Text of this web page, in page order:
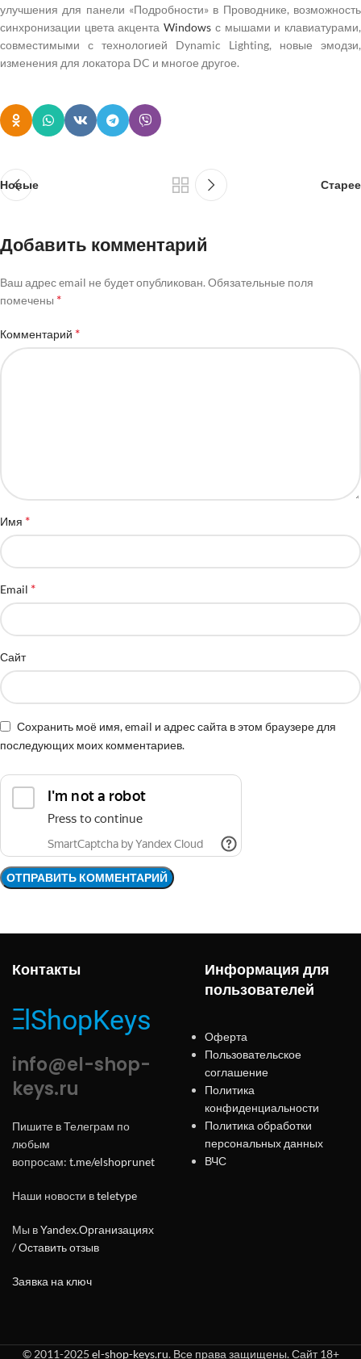
улучшения для панели «Подробности» в Проводнике, возможность
синхронизации цвета акцентаWindows с мышами и клавиатурами,
совместимыми с технологией Dynamic Lighting, новые эмодзи,
изменения для локатора DC и многое другое.
Новые Старее
Добавить комментарий
Ваш адрес email не будет опубликован. Обязательные поля
помечены *
Комментарий *
Имя *
Email *
Сайт
Сохранить моё имя, email и адрес сайта в этом браузере для
последующих моих комментариев.
Контакты
info@el-shop-
keys.ru
Пишите в Телеграм по
любым
вопросам: t.me/elshoprunet
Наши новости вteletype
Мы вYandex.Организациях
/Оставить отзыв
Заявка на ключ
Информация для
пользователей
Оферта
Пользовательское
соглашение
Политика
конфиденциальности
Политика обработки
персональных данных
ВЧС
© 2011-2025 el-shop-keys.ru. Все права защищены. Сайт 18+